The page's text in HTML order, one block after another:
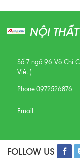
NỘI
Số 7 ngõ 96 Võ Chí
Việt )
Phone:0972526876
Email:
FOLLOW US